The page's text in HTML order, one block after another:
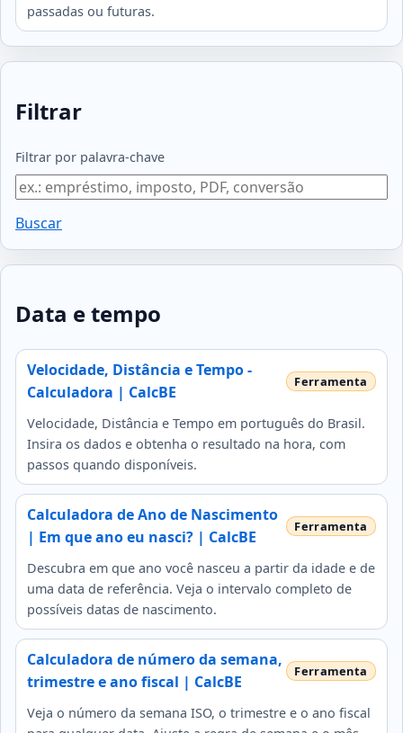
passadas ou futuras.
Filtrar
Filtrar por palavra‑chave
Buscar
Data e tempo
Velocidade, Distância e Tempo -
Calculadora | CalcBE
Velocidade, Distância e Tempo em português do Brasil.
Insira os dados e obtenha o resultado na hora, com
passos quando disponíveis.
Calculadora de Ano de Nascimento
| Em que ano eu nasci? | CalcBE
Descubra em que ano você nasceu a partir da idade e de
uma data de referência. Veja o intervalo completo de
possíveis datas de nascimento.
Calculadora de número da semana,
trimestre e ano fiscal | CalcBE
Veja o número da semana ISO, o trimestre e o ano fiscal